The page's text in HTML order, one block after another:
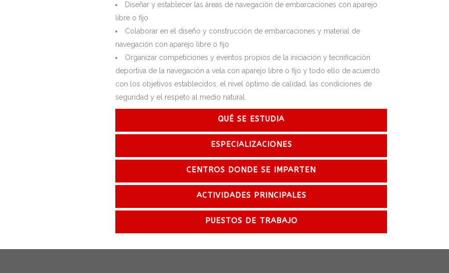
Diseñar y establecer las áreas de navegación de embarcaciones con aparejo
libre o fijo
Colaborar en el diseño y construcción de embarcaciones y material de
navegación con aparejo libre o fijo
Organizar competiciones y eventos propios de la iniciación y tecnificación
deportiva de la navegación a vela con aparejo libre o fijo y todo ello de acuerdo
con los objetivos establecidos, el nivel óptimo de calidad, las condiciones de
seguridad y el respeto al medio natural.
QUÉ SE ESTUDIA
ESPECIALIZACIONES
CENTROS DONDE SE IMPARTEN
ACTIVIDADES PRINCIPALES
PUESTOS DE TRABAJO